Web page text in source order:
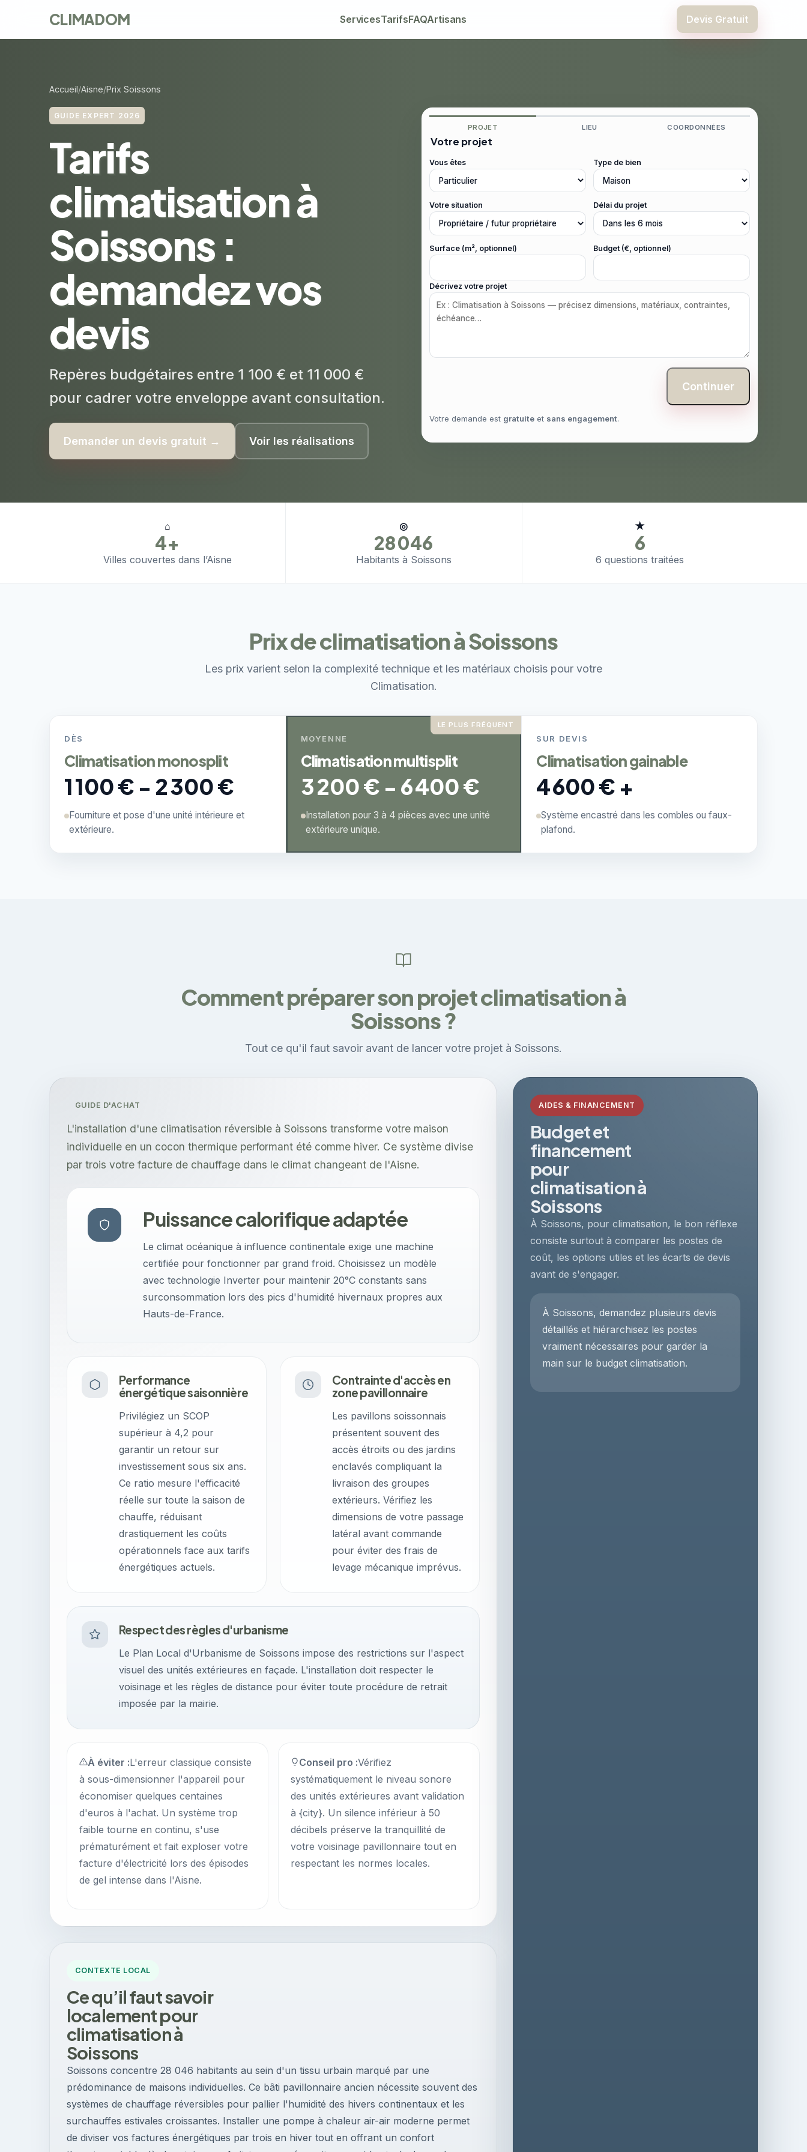
CLIMADOM ServicesTarifsFAQArtisans Devis Gratuit
Accueil Aisne Prix Soissons
GUIDE EXPERT 2026
Tarifs
climatisation à
Soissons :
demandez vos
devis
Repères budgétaires entre 1 100 € et 11 000 €
pour cadrer votre enveloppe avant consultation.
Demander un devis gratuit → Voir les réalisations
PROJET LIEU COORDONNÉES
Votre projet
Vous êtes Type de bien
Votre situation Délai du projet
Surface (m², optionnel) Budget (€, optionnel)
Décrivez votre projet
Continuer
Votre demande est gratuite et sans engagement.
⌂
4+
Villes couvertes dans l’Aisne
◎
28 046
Habitants à Soissons
★
6
6 questions traitées
Prix de climatisation à Soissons
Les prix varient selon la complexité technique et les matériaux choisis pour votre
Climatisation.
DÈS
Climatisation monosplit
1 100 € - 2 300 €
Fourniture et pose d'une unité intérieure et
extérieure.
LE PLUS FRÉQUENT
MOYENNE
Climatisation multisplit
3 200 € - 6 400 €
Installation pour 3 à 4 pièces avec une unité
extérieure unique.
SUR DEVIS
Climatisation gainable
4 600 € +
Système encastré dans les combles ou faux-
plafond.
Comment préparer son projet climatisation à
Soissons ?
Tout ce qu'il faut savoir avant de lancer votre projet à Soissons.
GUIDE D'ACHAT
L'installation d'une climatisation réversible à Soissons transforme votre maison
individuelle en un cocon thermique performant été comme hiver. Ce système divise
par trois votre facture de chauffage dans le climat changeant de l'Aisne.
Puissance calorifique adaptée
Le climat océanique à influence continentale exige une machine
certifiée pour fonctionner par grand froid. Choisissez un modèle
avec technologie Inverter pour maintenir 20°C constants sans
surconsommation lors des pics d'humidité hivernaux propres aux
Hauts-de-France.
Performance
énergétique saisonnière
Privilégiez un SCOP
supérieur à 4,2 pour
garantir un retour sur
investissement sous six ans.
Ce ratio mesure l'efficacité
réelle sur toute la saison de
chauffe, réduisant
drastiquement les coûts
opérationnels face aux tarifs
énergétiques actuels.
Contrainte d'accès en
zone pavillonnaire
Les pavillons soissonnais
présentent souvent des
accès étroits ou des jardins
enclavés compliquant la
livraison des groupes
extérieurs. Vérifiez les
dimensions de votre passage
latéral avant commande
pour éviter des frais de
levage mécanique imprévus.
Respect des règles d'urbanisme
Le Plan Local d'Urbanisme de Soissons impose des restrictions sur l'aspect
visuel des unités extérieures en façade. L'installation doit respecter le
voisinage et les règles de distance pour éviter toute procédure de retrait
imposée par la mairie.
À éviter :L'erreur classique consiste
à sous-dimensionner l'appareil pour
économiser quelques centaines
d'euros à l'achat. Un système trop
faible tourne en continu, s'use
prématurément et fait exploser votre
facture d'électricité lors des épisodes
de gel intense dans l'Aisne.
Conseil pro :Vérifiez
systématiquement le niveau sonore
des unités extérieures avant validation
à {city}. Un silence inférieur à 50
décibels préserve la tranquillité de
votre voisinage pavillonnaire tout en
respectant les normes locales.
CONTEXTE LOCAL
Ce qu’il faut savoir
localement pour
climatisation à
Soissons
Soissons concentre 28 046 habitants au sein d'un tissu urbain marqué par une
prédominance de maisons individuelles. Ce bâti pavillonnaire ancien nécessite souvent des
systèmes de chauffage réversibles pour pallier l'humidité des hivers continentaux et les
surchauffes estivales croissantes. Installer une pompe à chaleur air-air moderne permet
de diviser vos factures énergétiques par trois en hiver tout en offrant un confort
AIDES & FINANCEMENT
Budget et
financement
pour
climatisation à
Soissons
À Soissons, pour climatisation, le bon réflexe
consiste surtout à comparer les postes de
coût, les options utiles et les écarts de devis
avant de s'engager.
À Soissons, demandez plusieurs devis
détaillés et hiérarchisez les postes
vraiment nécessaires pour garder la
main sur le budget climatisation.